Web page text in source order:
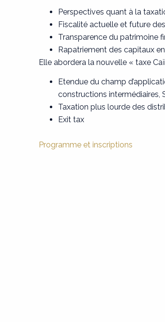
Perspectives quant à la
Fiscalité actuelle et future
Transparence du patrimoine
Rapatriement des capitaux
Elle abordera la nouvelle « taxe
Etendue du champ
constructions intermédiaires,
Taxation plus lourde des
Exit tax
Programme et inscriptions